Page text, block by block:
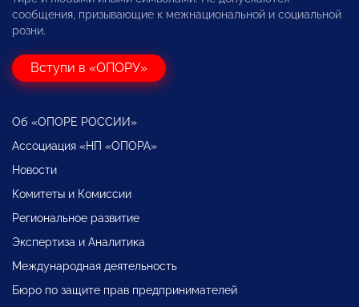
сообщения, призывающие к межнациональной и социальной
розни.
Вступи в «ОПОРУ»
Об «ОПОРЕ РОССИИ»
Ассоциация «НП «ОПОРА»
Новости
Комитеты и Комиссии
Региональное развитие
Экспертиза и Аналитика
Международная деятельность
Бюро по защите прав предпринимателей